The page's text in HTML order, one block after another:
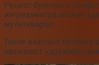
Рецепт булочек с
ингредиентов можно
мультиварке.
Такие вкусные булочки
называют «дружная